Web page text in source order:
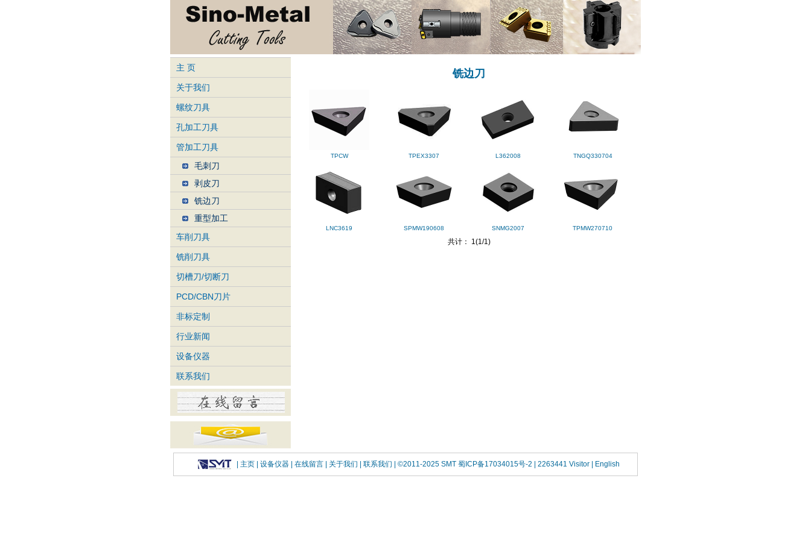
主 页
关于我们
螺纹刀具
孔加工刀具
管加工刀具
毛刺刀
剥皮刀
铣边刀
重型加工
车削刀具
铣削刀具
切槽刀/切断刀
PCD/CBN刀片
非标定制
行业新闻
设备仪器
联系我们
铣边刀
TPCW TPEX3307 L362008 TNGQ330704
LNC3619 SPMW190608 SNMG2007 TPMW270710
共计： 1(1/1)
| 主页 | 设备仪器 | 在线留言 | 关于我们 | 联系我们 | ©2011-2025 SMT 蜀ICP备17034015号-2 | 2263441 Visitor | English